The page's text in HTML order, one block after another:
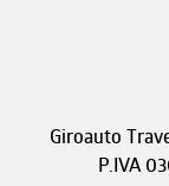
Giroauto
P.IVA